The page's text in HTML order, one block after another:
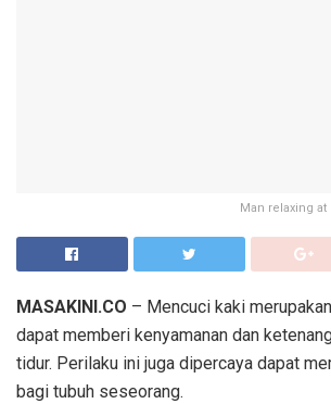
Man relaxing
MASAKINI.CO – Mencuci kaki
dapat memberi kenyamanan dan
tidur. Perilaku ini juga dipercaya dapat
bagi tubuh seseorang.